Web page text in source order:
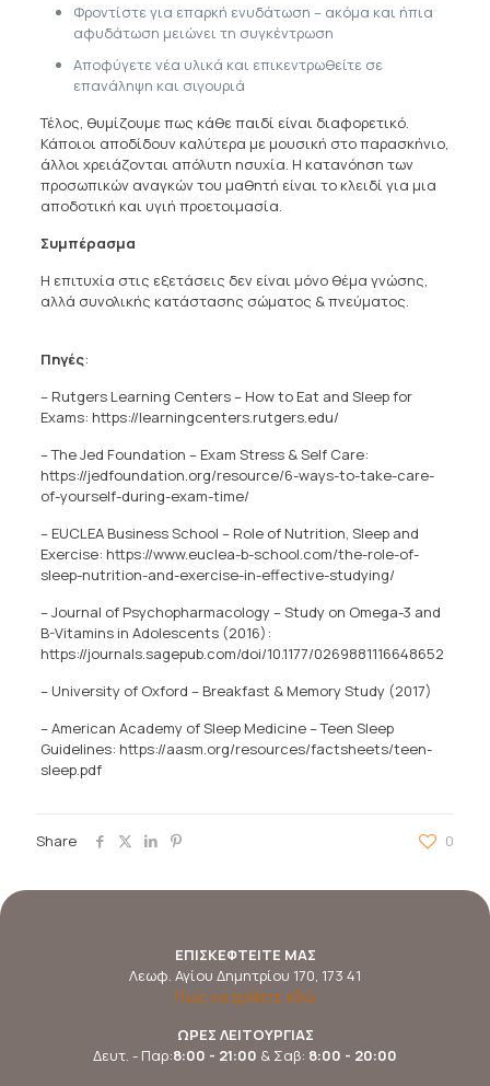
Φροντίστε για επαρκή ενυδάτωση – ακόμα και ήπια
αφυδάτωση μειώνει τη συγκέντρωση
Αποφύγετε νέα υλικά και επικεντρωθείτε σε
επανάληψη και σιγουριά
Τέλος, θυμίζουμε πως κάθε παιδί είναι διαφορετικό.
Κάποιοι αποδίδουν καλύτερα με μουσική στο παρασκήνιο,
άλλοι χρειάζονται απόλυτη ησυχία. Η κατανόηση των
προσωπικών αναγκών του μαθητή είναι το κλειδί για μια
αποδοτική και υγιή προετοιμασία.
Συμπέρασμα
Η επιτυχία στις εξετάσεις δεν είναι μόνο θέμα γνώσης,
αλλά συνολικής κατάστασης σώματος & πνεύματος.
Πηγές:
– Rutgers Learning Centers – How to Eat and Sleep for
Exams: https://learningcenters.rutgers.edu/
– The Jed Foundation – Exam Stress & Self Care:
https://jedfoundation.org/resource/6-ways-to-take-care-
of-yourself-during-exam-time/
– EUCLEA Business School – Role of Nutrition, Sleep and
Exercise: https://www.euclea-b-school.com/the-role-of-
sleep-nutrition-and-exercise-in-effective-studying/
– Journal of Psychopharmacology – Study on Omega-3 and
B-Vitamins in Adolescents (2016):
https://journals.sagepub.com/doi/10.1177/0269881116648652
– University of Oxford – Breakfast & Memory Study (2017)
– American Academy of Sleep Medicine – Teen Sleep
Guidelines: https://aasm.org/resources/factsheets/teen-
sleep.pdf
Share 0
ΕΠΙΣΚΕΦΤΕΙΤΕ ΜΑΣ
Λεωφ. Αγίου Δημητρίου 170, 173 41
Πως να έρθετε εδώ
ΩΡΕΣ ΛΕΙΤΟΥΡΓΙΑΣ
Δευτ. - Παρ:8:00 - 21:00 & Σαβ: 8:00 - 20:00